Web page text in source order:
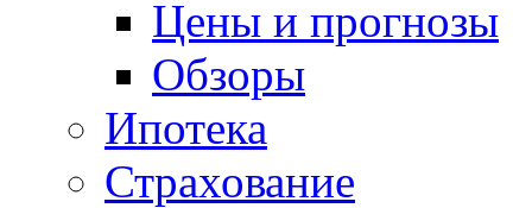
Цены и прогнозы
Обзоры
Ипотека
Страхование